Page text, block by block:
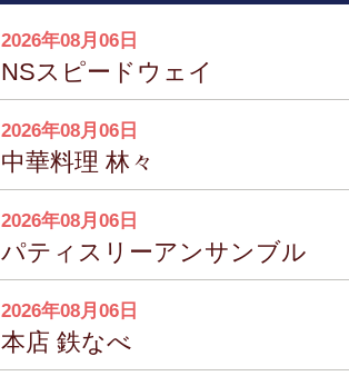
2026年08月06日
NSスピードウェイ
2026年08月06日
中華料理 林々
2026年08月06日
パティスリーアンサンブル
2026年08月06日
本店 鉄なべ